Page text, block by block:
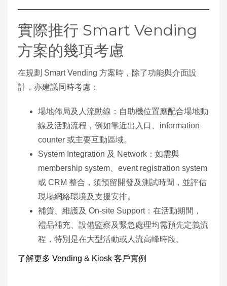
實際推行 Smart Vending
方案的幾項考慮
在規劃 Smart Vending 方案時，除了功能與介面設
計，亦建議同時考慮：
場地佈局及人流動線：自助機位置應配合場地動
線及活動流程，例如靠近出入口、information
counter 或主要互動區域。
System Integration 及 Network：如需與
membership system、event registration system
或 CRM 整合，須預留開發及測試時間，並評估
現場網絡環境及支援安排。
補貨、維護及 On‑site Support：在活動期間，
禮品補充、設備監察及緊急處理均需預先定義流
程，特別是在大型活動或人流高峰時段。
了解更多 Vending & Kiosk 客戶實例